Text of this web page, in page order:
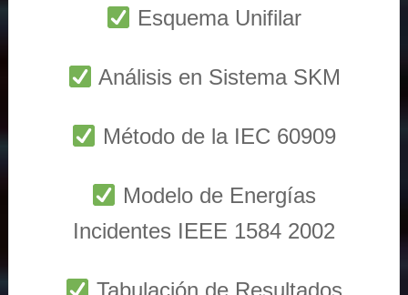
Esquema Unifilar
Análisis en Sistema SKM
Método de la IEC 60909
Modelo de Energías
Incidentes IEEE 1584 2002